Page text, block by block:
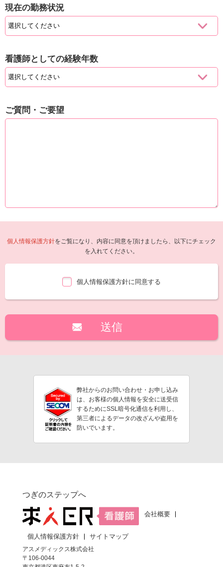
現在の勤務状況
看護師としての経験年数
ご質問・ご要望
個人情報保護方針をご覧になり、内容に同意を頂けましたら、以下にチェック
を入れてください。
個人情報保護方針に同意する
弊社からのお問い合わせ・お申し込み
は、お客様の個人情報を安全に送受信
するためにSSL暗号化通信を利用し、
第三者によるデータの改ざんや盗用を
防いでいます。
つぎのステップへ
会社概要
個人情報保護方針
サイトマップ
アスメディックス株式会社
〒106-0044